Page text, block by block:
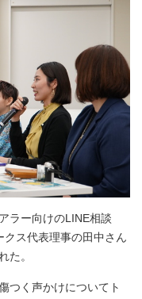
ラー向けのLINE相談
クス代表理事の田中さん
た。
つく声かけについてト